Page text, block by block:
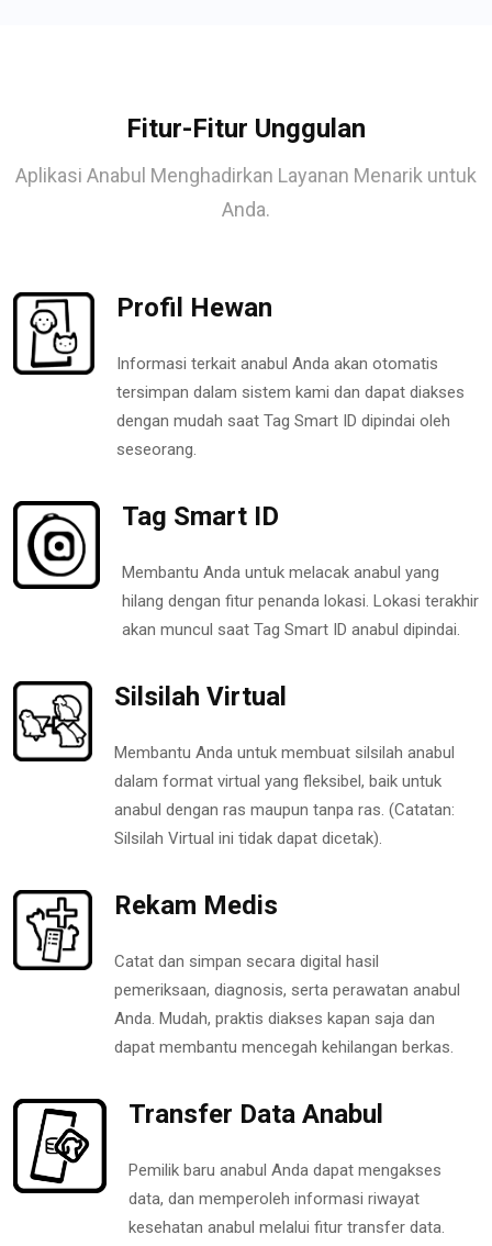
Fitur-Fitur Unggulan
Aplikasi Anabul Menghadirkan Layanan Menarik untuk
Anda.
Profil Hewan
Informasi terkait anabul Anda akan otomatis
tersimpan dalam sistem kami dan dapat diakses
dengan mudah saat Tag Smart ID dipindai oleh
seseorang.
Tag Smart ID
Membantu Anda untuk melacak anabul yang
hilang dengan fitur penanda lokasi. Lokasi terakhir
akan muncul saat Tag Smart ID anabul dipindai.
Silsilah Virtual
Membantu Anda untuk membuat silsilah anabul
dalam format virtual yang fleksibel, baik untuk
anabul dengan ras maupun tanpa ras. (Catatan:
Silsilah Virtual ini tidak dapat dicetak).
Rekam Medis
Catat dan simpan secara digital hasil
pemeriksaan, diagnosis, serta perawatan anabul
Anda. Mudah, praktis diakses kapan saja dan
dapat membantu mencegah kehilangan berkas.
Transfer Data Anabul
Pemilik baru anabul Anda dapat mengakses
data, dan memperoleh informasi riwayat
kesehatan anabul melalui fitur transfer data.